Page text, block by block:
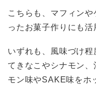
こちらも、マフィン
ったお菓子作りにも活
いずれも、風味づけ
てきなこやシナモン
モン味やSAKE味をホ